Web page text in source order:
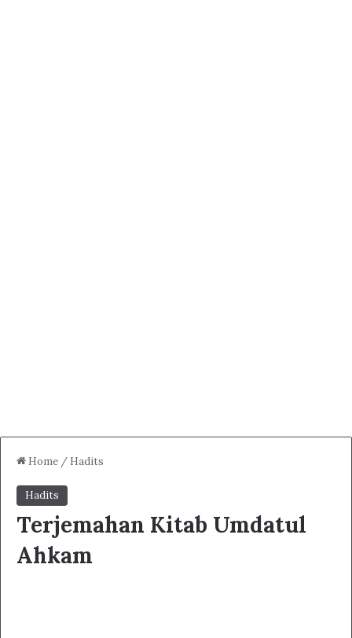
Home / Hadits
Hadits
Terjemahan Kitab Umdatul
Ahkam